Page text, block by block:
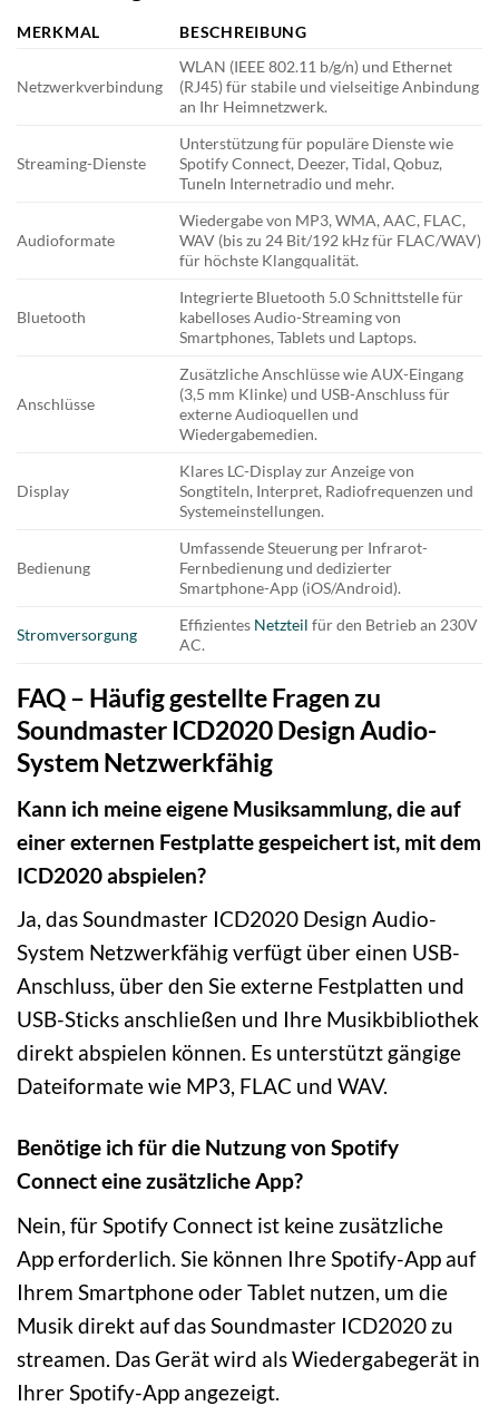
MERKMAL BESCHREIBUNG
Netzwerkverbindung
WLAN (IEEE 802.11 b/g/n) und Ethernet
(RJ45) für stabile und vielseitige Anbindung
an Ihr Heimnetzwerk.
Streaming-Dienste
Unterstützung für populäre Dienste wie
Spotify Connect, Deezer, Tidal, Qobuz,
TuneIn Internetradio und mehr.
Audioformate
Wiedergabe von MP3, WMA, AAC, FLAC,
WAV (bis zu 24 Bit/192 kHz für FLAC/WAV)
für höchste Klangqualität.
Bluetooth
Integrierte Bluetooth 5.0 Schnittstelle für
kabelloses Audio-Streaming von
Smartphones, Tablets und Laptops.
Anschlüsse
Zusätzliche Anschlüsse wie AUX-Eingang
(3,5 mm Klinke) und USB-Anschluss für
externe Audioquellen und
Wiedergabemedien.
Display
Klares LC-Display zur Anzeige von
Songtiteln, Interpret, Radiofrequenzen und
Systemeinstellungen.
Bedienung
Umfassende Steuerung per Infrarot-
Fernbedienung und dedizierter
Smartphone-App (iOS/Android).
Stromversorgung
Effizientes Netzteil für den Betrieb an 230V
AC.
FAQ – Häufig gestellte Fragen zu
Soundmaster ICD2020 Design Audio-
System Netzwerkfähig
Kann ich meine eigene Musiksammlung, die auf
einer externen Festplatte gespeichert ist, mit dem
ICD2020 abspielen?
Ja, das Soundmaster ICD2020 Design Audio-
System Netzwerkfähig verfügt über einen USB-
Anschluss, über den Sie externe Festplatten und
USB-Sticks anschließen und Ihre Musikbibliothek
direkt abspielen können. Es unterstützt gängige
Dateiformate wie MP3, FLAC und WAV.
Benötige ich für die Nutzung von Spotify
Connect eine zusätzliche App?
Nein, für Spotify Connect ist keine zusätzliche
App erforderlich. Sie können Ihre Spotify-App auf
Ihrem Smartphone oder Tablet nutzen, um die
Musik direkt auf das Soundmaster ICD2020 zu
streamen. Das Gerät wird als Wiedergabegerät in
Ihrer Spotify-App angezeigt.